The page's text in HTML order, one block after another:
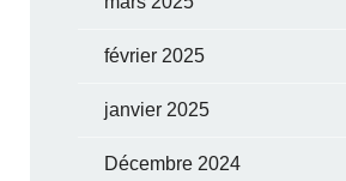
février 2025
janvier 2025
Décembre 2024